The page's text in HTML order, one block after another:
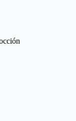
y Soluciones